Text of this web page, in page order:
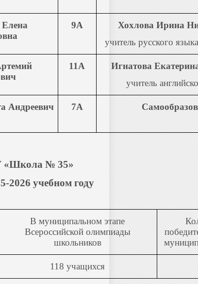
9А
Хохлова Ирина
учитель русского
11А
Игнатова
учитель
Андреевич 7А
«Школа № 35»
2026 учебном году
В муниципальном этапе
Всероссийской олимпиады
школьников
118 учащихся